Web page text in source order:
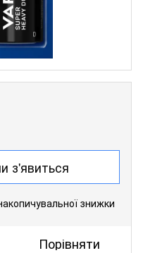
з'явиться
знижки
Порівняти